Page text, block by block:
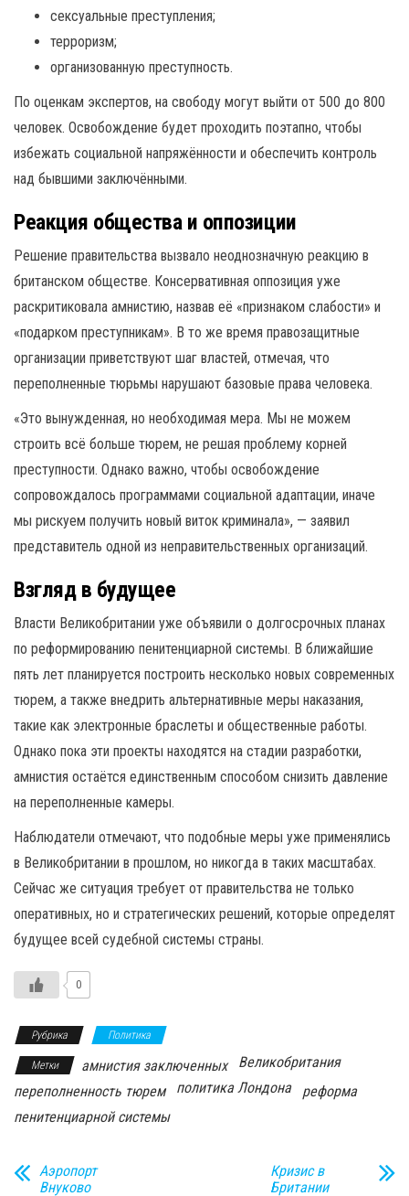
сексуальные преступления;
терроризм;
организованную преступность.
По оценкам экспертов, на свободу могут выйти от 500 до 800
человек. Освобождение будет проходить поэтапно, чтобы
избежать социальной напряжённости и обеспечить контроль
над бывшими заключёнными.
Реакция общества и оппозиции
Решение правительства вызвало неоднозначную реакцию в
британском обществе. Консервативная оппозиция уже
раскритиковала амнистию, назвав её «признаком слабости» и
«подарком преступникам». В то же время правозащитные
организации приветствуют шаг властей, отмечая, что
переполненные тюрьмы нарушают базовые права человека.
«Это вынужденная, но необходимая мера. Мы не можем
строить всё больше тюрем, не решая проблему корней
преступности. Однако важно, чтобы освобождение
сопровождалось программами социальной адаптации, иначе
мы рискуем получить новый виток криминала», — заявил
представитель одной из неправительственных организаций.
Взгляд в будущее
Власти Великобритании уже объявили о долгосрочных планах
по реформированию пенитенциарной системы. В ближайшие
пять лет планируется построить несколько новых современных
тюрем, а также внедрить альтернативные меры наказания,
такие как электронные браслеты и общественные работы.
Однако пока эти проекты находятся на стадии разработки,
амнистия остаётся единственным способом снизить давление
на переполненные камеры.
Наблюдатели отмечают, что подобные меры уже применялись
в Великобритании в прошлом, но никогда в таких масштабах.
Сейчас же ситуация требует от правительства не только
оперативных, но и стратегических решений, которые определят
будущее всей судебной системы страны.
0
Рубрика Политика
Метки амнистия заключенных
Великобритания
переполненность тюрем
политика Лондона
реформа
пенитенциарной системы
Аэропорт
Внуково
Кризис в
Британии